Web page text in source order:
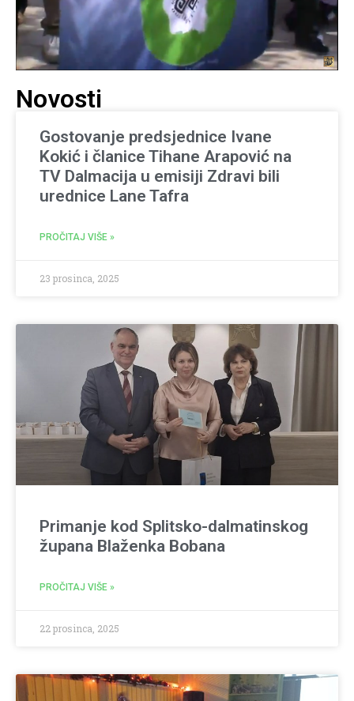
Novosti
Gostovanje predsjednice Ivane
Kokić i članice Tihane Arapović na
TV Dalmacija u emisiji Zdravi bili
urednice Lane Tafra
PROČITAJ VIŠE »
23 prosinca, 2025
Primanje kod Splitsko-dalmatinskog
župana Blaženka Bobana
PROČITAJ VIŠE »
22 prosinca, 2025